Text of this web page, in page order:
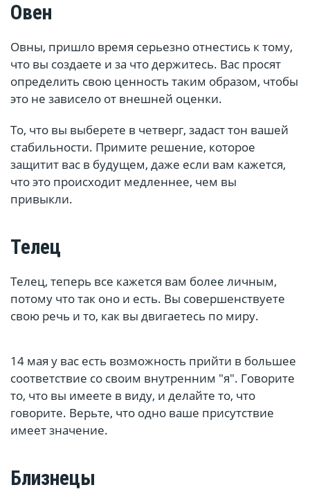
Овен
Овны, пришло время серьезно отнестись к тому,
что вы создаете и за что держитесь. Вас просят
определить свою ценность таким образом, чтобы
это не зависело от внешней оценки.
То, что вы выберете в четверг, задаст тон вашей
стабильности. Примите решение, которое
защитит вас в будущем, даже если вам кажется,
что это происходит медленнее, чем вы
привыкли.
Телец
Телец, теперь все кажется вам более личным,
потому что так оно и есть. Вы совершенствуете
свою речь и то, как вы двигаетесь по миру.
14 мая у вас есть возможность прийти в большее
соответствие со своим внутренним "я". Говорите
то, что вы имеете в виду, и делайте то, что
говорите. Верьте, что одно ваше присутствие
имеет значение.
Близнецы